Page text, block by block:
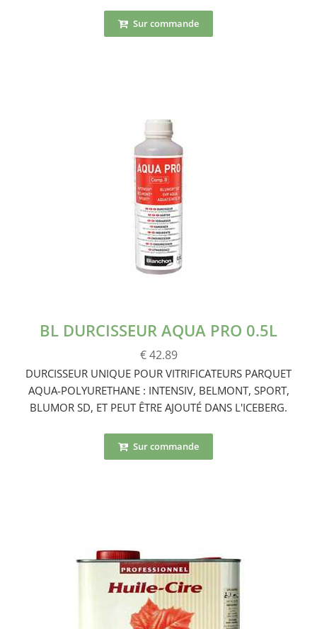
Sur commande
BL DURCISSEUR AQUA PRO 0.5L
€ 42.89
DURCISSEUR UNIQUE POUR VITRIFICATEURS PARQUET
AQUA-POLYURETHANE : INTENSIV, BELMONT, SPORT,
BLUMOR SD, ET PEUT ÊTRE AJOUTÉ DANS L'ICEBERG.
Sur commande